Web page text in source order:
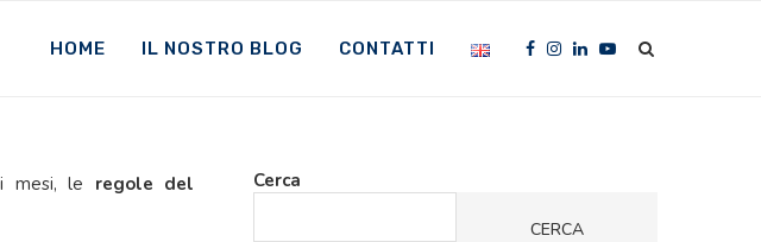
HOME IL NOSTRO BLOG CONTATTI
mesi, le regole del
Cerca
CERCA